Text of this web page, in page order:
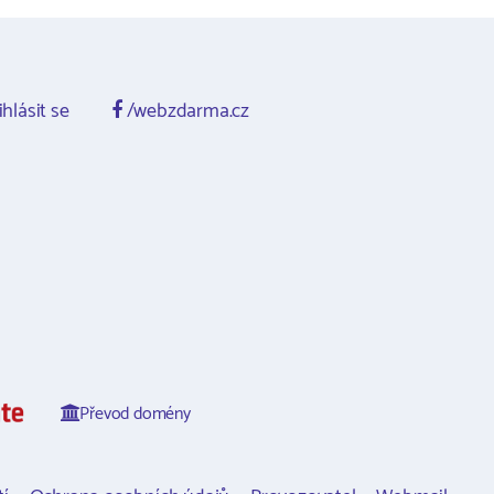
se /webzdarma.cz
Převod domény